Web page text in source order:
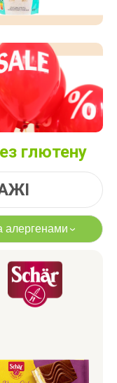
глютену
алергенами›
лактози